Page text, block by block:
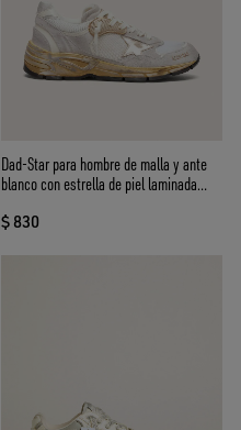
Dad-Star para hombre de malla y ante
blanco con estrella de piel laminada
$ 830